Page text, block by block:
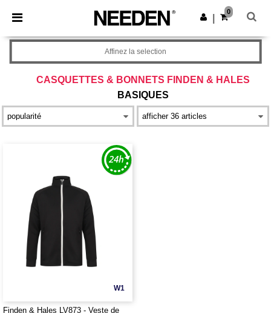
× Appli Needen
Meilleurs prix sur l’app !
Obtenir l'appli
0
CASQUETTES & BONNETS FINDEN & HALES
BASIQUES
Affinez la selection
W1
Finden & Hales LV873 - Veste de